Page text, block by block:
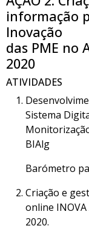
informação
Inovação
das PME no
2020
ATIVIDADES
Sistema
BIAlg
Barómetro
Criação e
online INOVA
2020.